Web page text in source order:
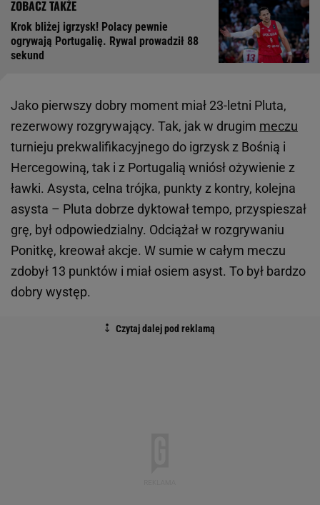
Krok bliżej igrzysk! Polacy pewnie
ogrywają Portugalię. Rywal prowadził 88
sekund
Jako pierwszy dobry moment miał 23-letni Pluta,
rezerwowy rozgrywający. Tak, jak w drugim meczu
turnieju prekwalifikacyjnego do igrzysk z Bośnią i
Hercegowiną, tak i z Portugalią wniósł ożywienie z
ławki. Asysta, celna trójka, punkty z kontry, kolejna
asysta – Pluta dobrze dyktował tempo, przyspieszał
grę, był odpowiedzialny. Odciążał w rozgrywaniu
Ponitkę, kreował akcje. W sumie w całym meczu
zdobył 13 punktów i miał osiem asyst. To był bardzo
dobry występ.